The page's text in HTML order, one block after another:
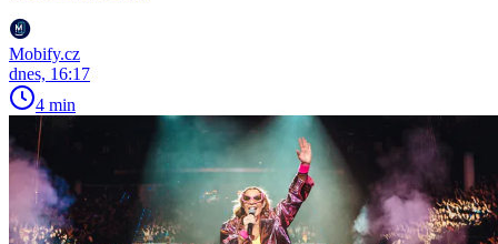
Mobify.cz
dnes, 16:17
4 min